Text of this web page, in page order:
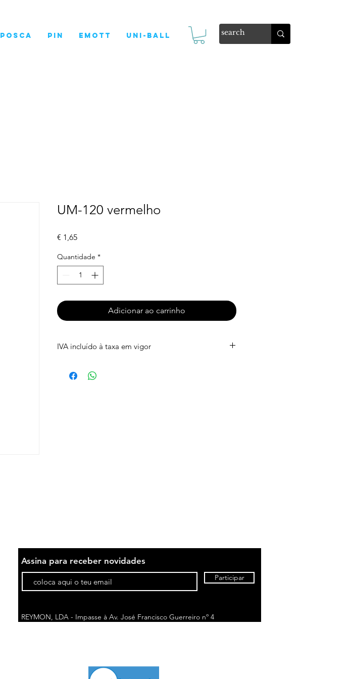
POSCA Pin EMOTT Uni-ball
UM-120 vermelho
€ 1,65Preço
Quantidade *
Adicionar ao carrinho
IVA incluído à taxa em vigor
Assina para receber novidades
Participar
REYMON, LDA - Impasse à Av. José Francisco Guerreiro nº 4